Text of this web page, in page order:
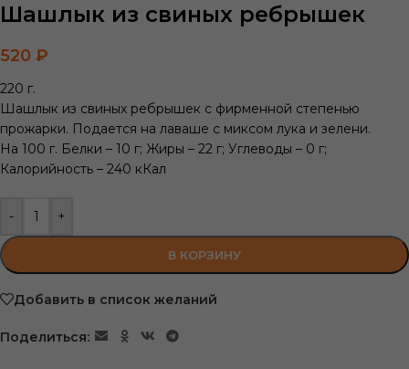
Шашлык из свиных ребрышек
520 ₽
220 г.
Шашлык из свиных ребрышек с фирменной степенью
прожарки. Подается на лаваше с миксом лука и зелени.
На 100 г. Белки – 10 г; Жиры – 22 г; Углеводы – 0 г;
Калорийность – 240 кКал
- +
В КОРЗИНУ
Добавить в список желаний
Поделиться: